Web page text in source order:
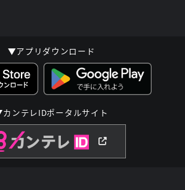
▼アプリダウンロード
ンテレIDポータルサイト